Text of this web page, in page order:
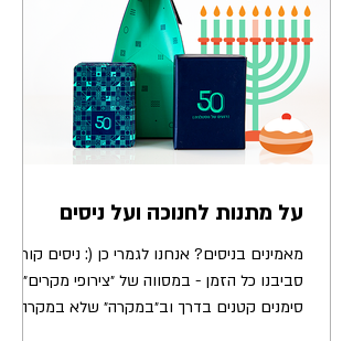
על מתנות לחנוכה ועל ניסים
מאמינים בניסים? אנחנו לגמרי כן (: ניסים קורים
סביבנו כל הזמן - במסווה של ״צירופי מקרים״,
סימנים קטנים בדרך וב״במקרה״ שלא במקרה.